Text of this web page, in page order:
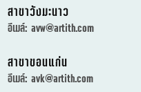
สาขาวังมะนาว
อีเมล์:avw@artith.com
สาขาขอนแก่น
อีเมล์:avk@artith.com